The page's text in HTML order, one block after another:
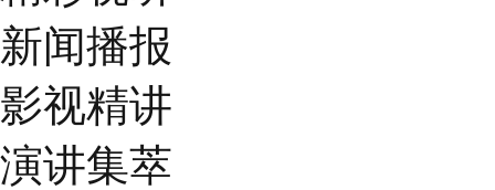
新闻播报
影视精讲
演讲集萃